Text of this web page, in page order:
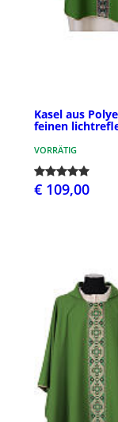
Kasel aus
feinen
VORRÄTIG
€ 109,00